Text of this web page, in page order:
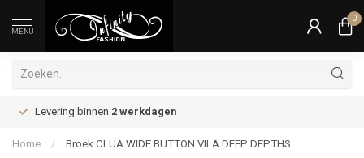
MENU
0
Levering binnen 2 werkdagen
Home / Broek CLUA WIDE BUTTON VILA DEEP DEPTHS